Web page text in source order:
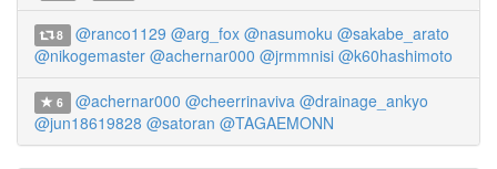
8 @ranco1129 @arg_fox @nasumoku @sakabe_arato
@nikogemaster @achernar000 @jrmmnisi @k60hashimoto
6 @achernar000 @cheerrinaviva @drainage_ankyo
@jun18619828 @satoran @TAGAEMONN